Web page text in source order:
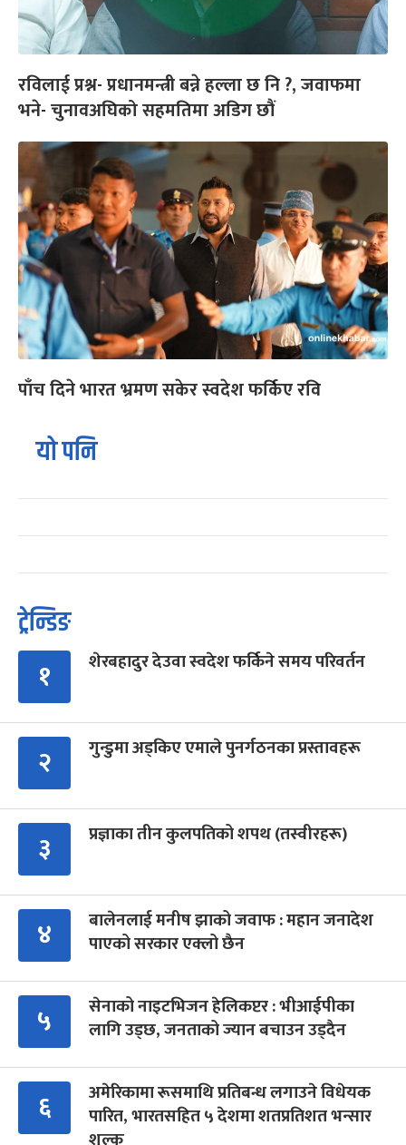
रविलाई प्रश्न- प्रधानमन्त्री बन्ने हल्ला छ नि ?, जवाफमा
भने- चुनावअघिको सहमतिमा अडिग छौं
पाँच दिने भारत भ्रमण सकेर स्वदेश फर्किए रवि
यो पनि
ट्रेन्डिङ
१ शेरबहादुर देउवा स्वदेश फर्किने समय परिवर्तन
२ गुन्डुमा अड्किए एमाले पुनर्गठनका प्रस्तावहरू
३ प्रज्ञाका तीन कुलपतिको शपथ (तस्वीरहरू)
४
बालेनलाई मनीष झाको जवाफ : महान जनादेश
पाएको सरकार एक्लो छैन
५
सेनाको नाइटभिजन हेलिकप्टर : भीआईपीका
लागि उड्छ, जनताको ज्यान बचाउन उड्दैन
६
अमेरिकामा रूसमाथि प्रतिबन्ध लगाउने विधेयक
पारित, भारतसहित ५ देशमा शतप्रतिशत भन्सार